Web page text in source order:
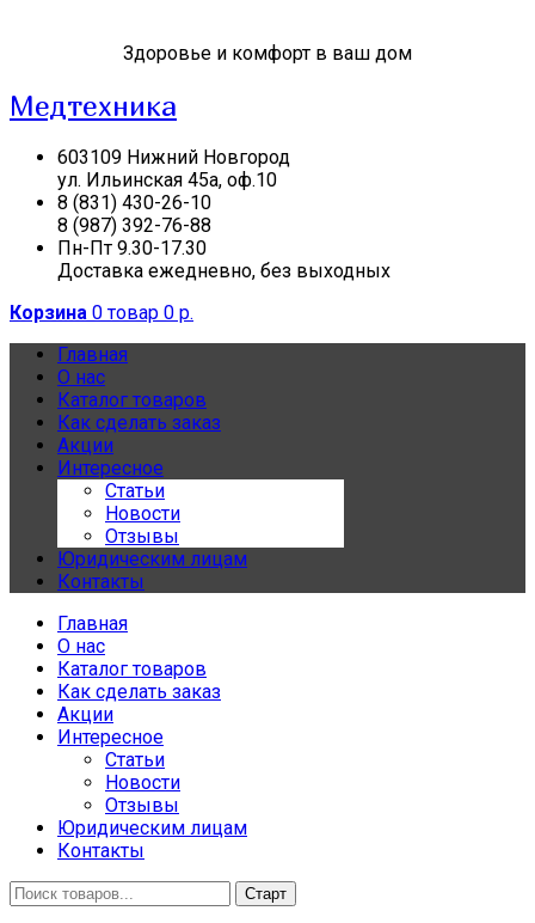
Здоровье и комфорт в ваш дом
Медтехника
603109 Нижний Новгород
ул. Ильинская 45а, оф.10
8 (831) 430-26-10
8 (987) 392-76-88
Пн-Пт 9.30-17.30
Доставка ежедневно, без выходных
Корзина 0 товар 0 р.
Главная
О нас
Каталог товаров
Как сделать заказ
Акции
Интересное
Статьи
Новости
Отзывы
Юридическим лицам
Контакты
Главная
О нас
Каталог товаров
Как сделать заказ
Акции
Интересное
Статьи
Новости
Отзывы
Юридическим лицам
Контакты